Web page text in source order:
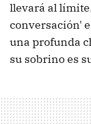
llevará al
conversación'
una profunda
su sobrino es